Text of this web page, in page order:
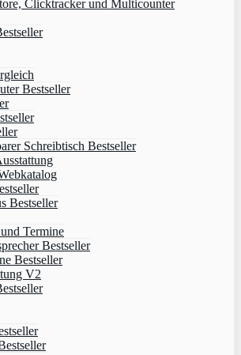
Clicktracker und Multicounter
Bestseller
Schreibtisch Bestseller
Bestseller
Termine
Bestseller
Bestseller
V2